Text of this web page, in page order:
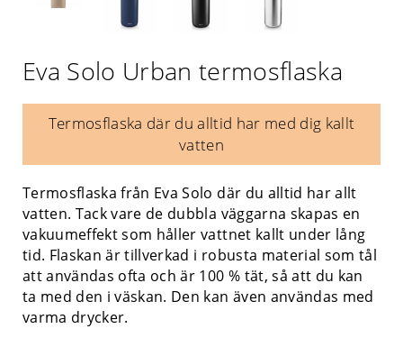
Eva Solo Urban termosflaska
Termosflaska där du alltid har med dig kallt
vatten
Termosflaska från Eva Solo där du alltid har allt
vatten. Tack vare de dubbla väggarna skapas en
vakuumeffekt som håller vattnet kallt under lång
tid. Flaskan är tillverkad i robusta material som tål
att användas ofta och är 100 % tät, så att du kan
ta med den i väskan. Den kan även användas med
varma drycker.